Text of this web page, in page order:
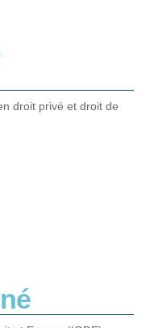
droit privé et droit de